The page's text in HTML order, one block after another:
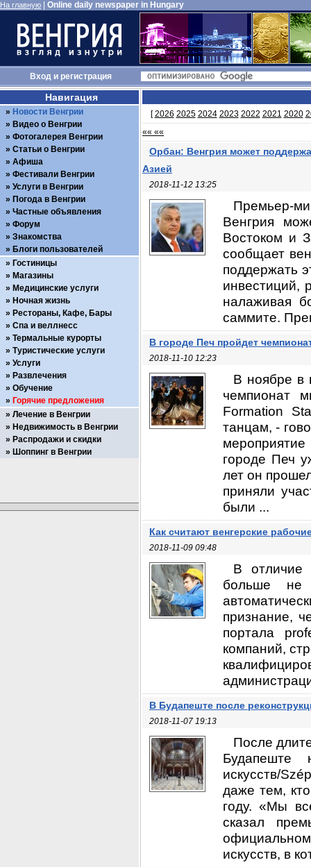
На главную Online daily newspaper in Hungary
Входи регистрация
[2026 2025 2024 2023 2022 2021 2020
«« ««
Орбан: Венгрия может
Азией
2018-11-12 13:25
Премьер-
Венгрия
Востоком и
сообщает
поддержать
инвестиций,
налаживая
саммите.
В городе Печ пройдет
2018-11-10 12:23
В ноябре в
чемпионат
Formation
танцам, -
городе Печ
лет он
приняли
были ...
Как считают венгерские
2018-11-09 09:48
В отличие
больше не
признание,
портала
компаний,
В Будапеште после
2018-11-07 19:13
После
Будапеште
искусств/
даже тем,
году. «Мы
сказал
искусств, в
Навигация
Новости Венгрии
Видео о Венгрии
Фотогалерея Венгрии
Статьи о Венгрии
Афиша
Фестивали Венгрии
Услуги в Венгрии
Погода в Венгрии
Частные объявления
Форум
Знакомства
Блоги пользователей
Гостиницы
Магазины
Медицинские услуги
Ночная жизнь
Рестораны, Кафе, Бары
Спа и веллнесс
Термальные курорты
Туристические услуги
Услуги
Развлечения
Обучение
Горячие предложения
Лечение в Венгрии
Недвижимость в Венгрии
Распродажи и скидки
Шоппинг в Венгрии